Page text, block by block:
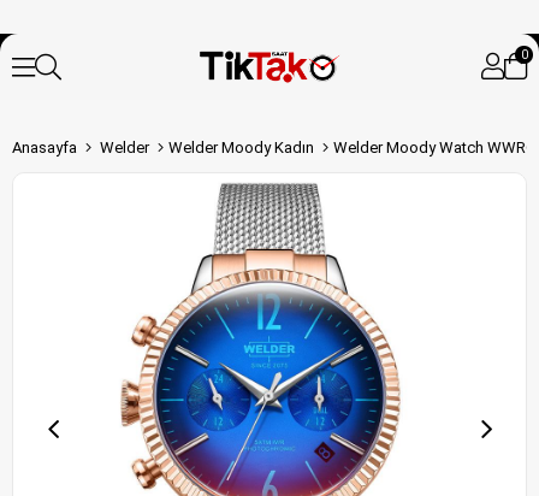
0
Anasayfa Welder Welder Moody Kadın Welder Moody Watch